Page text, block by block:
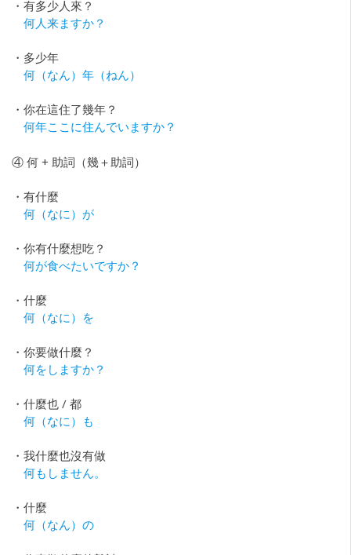
・有多少人來？
何人来ますか？
・多少年
何（なん）年（ねん）
・你在這住了幾年？
何年ここに住んでいますか？
④ 何 + 助詞（幾＋助詞）
・有什麼
何（なに）が
・你有什麼想吃？
何が食べたいですか？
・什麼
何（なに）を
・你要做什麼？
何をしますか？
・什麼也 / 都
何（なに）も
・我什麼也沒有做
何もしません。
・什麼
何（なん）の